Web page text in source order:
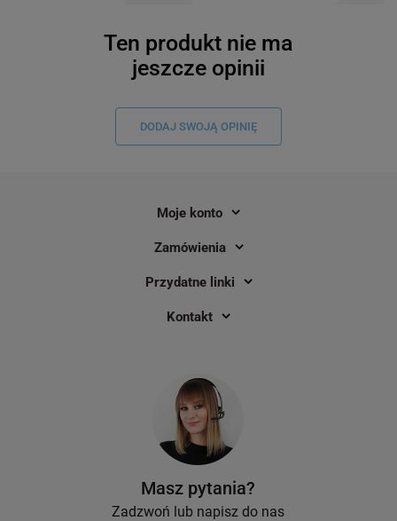
Drukarka etykiet Godex RT730
termotransferowa 300 dpi / do
104mm / PC / Mac / USB / Ethernet /
Ten produkt nie ma
jeszcze opinii
DODAJ SWOJĄ OPINIĘ
Moje konto
Zamówienia
Przydatne linki
Kontakt
Masz pytania?
Zadzwoń lub napisz do nas